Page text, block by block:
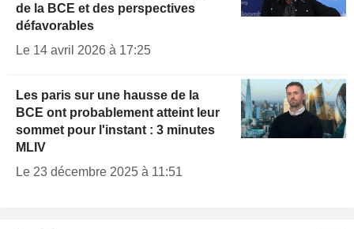
de la BCE et des perspectives
défavorables
Le 14 avril 2026 à 17:25
Les paris sur une hausse de la
BCE ont probablement atteint leur
sommet pour l'instant : 3 minutes
MLIV
Le 23 décembre 2025 à 11:51